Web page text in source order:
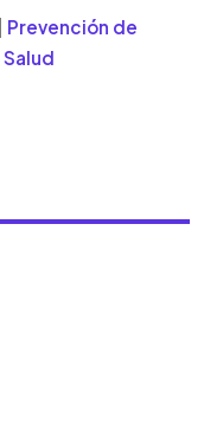
Prevención de
Salud